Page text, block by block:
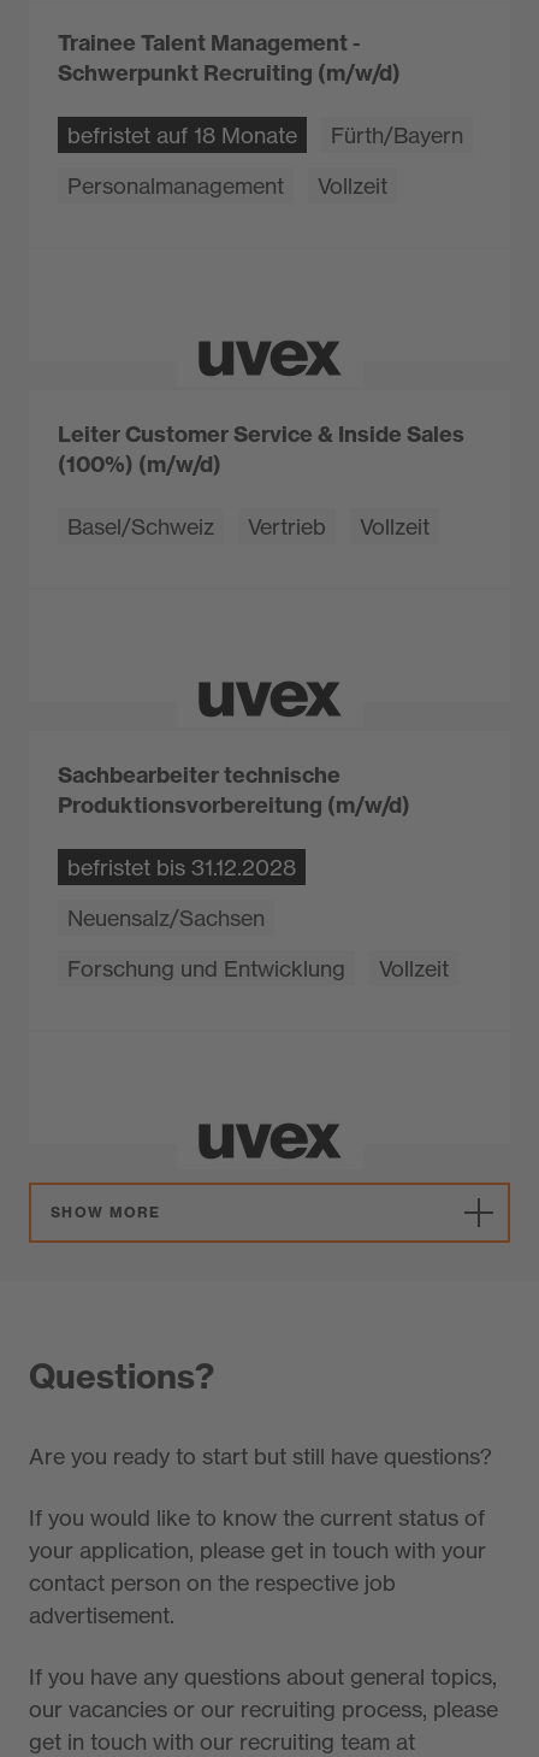
Trainee Talent Management -
Schwerpunkt Recruiting (m/w/d)
befristet auf 18 Monate
Fürth/Bayern
Personalmanagement
Vollzeit
Leiter Customer Service & Inside Sales
(100%) (m/w/d)
Basel/Schweiz Vertrieb Vollzeit
Sachbearbeiter technische
Produktionsvorbereitung (m/w/d)
befristet bis 31.12.2028
Neuensalz/Sachsen
Forschung und Entwicklung
Vollzeit
SHOW MORE
Questions?
Are you ready to start but still have questions?
If you would like to know the current status of
your application, please get in touch with your
contact person on the respective job
advertisement.
If you have any questions about general topics,
our vacancies or our recruiting process, please
get in touch with our recruiting team at